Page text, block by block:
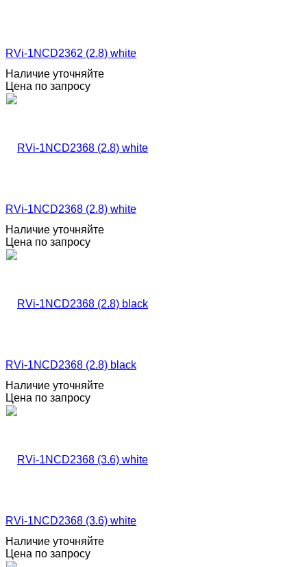
RVi-1NCD2362 (2.8) white
Наличие уточняйте
Цена по запросу
RVi-1NCD2368 (2.8) white
Наличие уточняйте
Цена по запросу
RVi-1NCD2368 (2.8) black
Наличие уточняйте
Цена по запросу
RVi-1NCD2368 (3.6) white
Наличие уточняйте
Цена по запросу